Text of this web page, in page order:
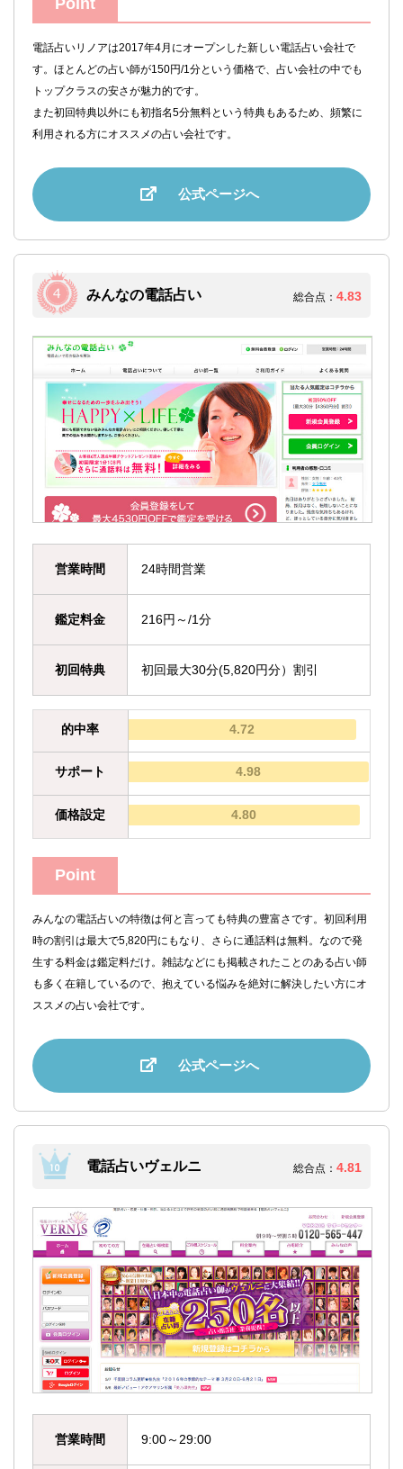
電話占いリノアは2017年4月にオープンした新しい電話占い会社で
す。ほとんどの占い師が150円/1分という価格で、占い会社の中でも
トップクラスの安さが魅力的です。
また初回特典以外にも初指名5分無料という特典もあるため、頻繁に
利用される方にオススメの占い会社です。
公式ページへ
みんなの電話占い 総合点： 4.83
営業時間 24時間営業
鑑定料金 216円～/1分
初回特典 初回最大30分(5,820円分）割引
的中率 4.72
サポート 4.98
価格設定 4.80
Point
みんなの電話占いの特徴は何と言っても特典の豊富さです。初回利用
時の割引は最大で5,820円にもなり、さらに通話料は無料。なので発
生する料金は鑑定料だけ。雑誌などにも掲載されたことのある占い師
も多く在籍しているので、抱えている悩みを絶対に解決したい方にオ
ススメの占い会社です。
公式ページへ
電話占いヴェルニ 総合点： 4.81
営業時間 9:00～29:00